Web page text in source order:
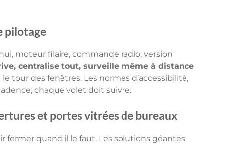
pilotage
moteur filaire, commande radio, version
centralise tout, surveille même à distance
tour des fenêtres. Les normes d’accessibilité,
chaque volet doit suivre.
et portes vitrées de bureaux
fermer quand il le faut. Les solutions géantes